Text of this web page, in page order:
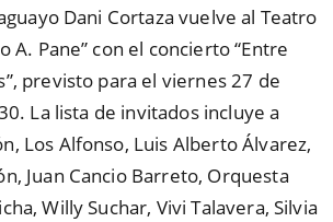
Dani Cortaza vuelve al Teatro
A. Pane” con el concierto “Entre
previsto para el viernes 27 de
La lista de invitados incluye a
Los Alfonso, Luis Alberto Álvarez,
Juan Cancio Barreto, Orquesta
Willy Suchar, Vivi Talavera, Silvia